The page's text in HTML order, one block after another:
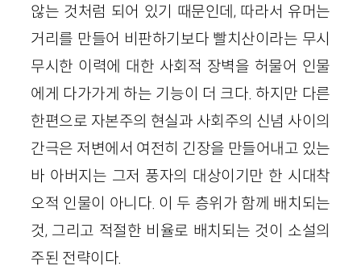
않는 것처럼 되어 있기 때문인데, 따라서 유머는
거리를 만들어 비판하기보다 빨치산이라는 무시
무시한 이력에 대한 사회적 장벽을 허물어 인물
에게 다가가게 하는 기능이 더 크다. 하지만 다른
한편으로 자본주의 현실과 사회주의 신념 사이의
간극은 저변에서 여전히 긴장을 만들어내고 있는
바 아버지는 그저 풍자의 대상이기만 한 시대착
오적 인물이 아니다. 이 두 층위가 함께 배치되는
것, 그리고 적절한 비율로 배치되는 것이 소설의
주된 전략이다.